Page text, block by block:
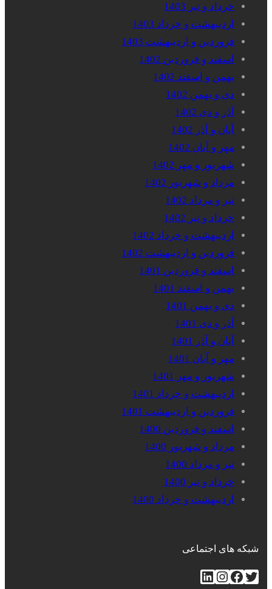
خرداد و تیر 1403
اردیبهشت و خرداد 1403
فروردین و اردیبهشت 1403
اسفند و فروردین 1402
بهمن و اسفند 1402
دی و بهمن 1402
آذر و دی 1402
آبان و آذر 1402
مهر و آبان 1402
شهریور و مهر 1402
مرداد و شهریور 1402
تیر و مرداد 1402
خرداد و تیر 1402
اردیبهشت و خرداد 1402
فروردین و اردیبهشت 1402
اسفند و فروردین 1401
بهمن و اسفند 1401
دی و بهمن 1401
آذر و دی 1401
آبان و آذر 1401
مهر و آبان 1401
شهریور و مهر 1401
اردیبهشت و خرداد 1401
فروردین و اردیبهشت 1401
اسفند و فروردین 1400
مرداد و شهریور 1400
تیر و مرداد 1400
خرداد و تیر 1400
اردیبهشت و خرداد 1400
شبکه های اجتماعی
توییتر فیس‌بوکاینستاگرم لینکداین